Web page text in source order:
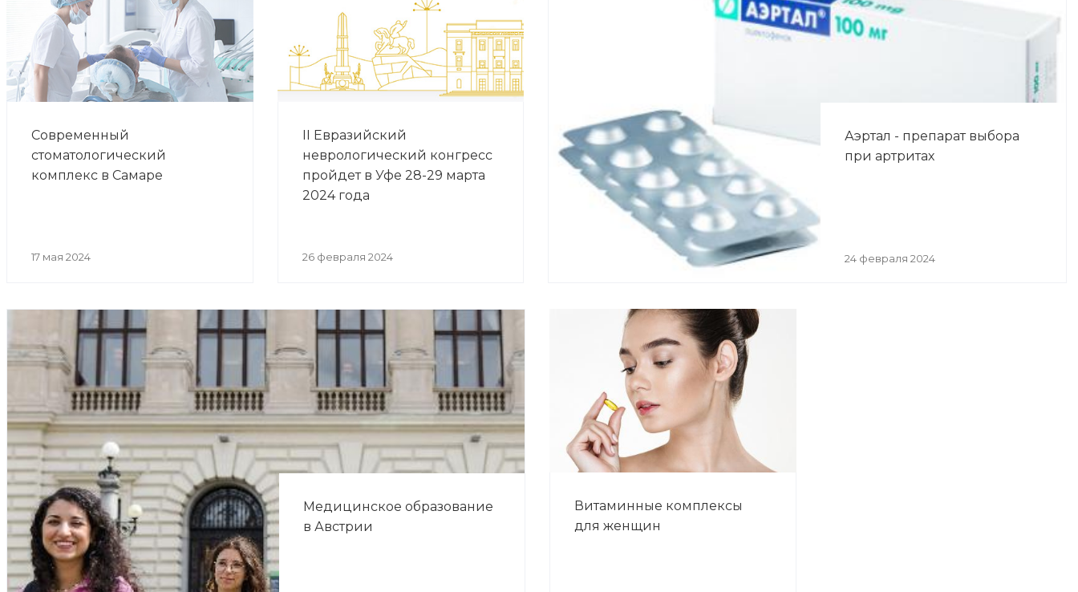
Современный
стоматологический
комплекс в Самаре
17 мая 2024
II Евразийский
неврологический конгресс
пройдет в Уфе 28-29 марта
2024 года
26 февраля 2024
Аэртал - препарат выбора
при артритах
24 февраля 2024
Медицинское образование
в Австрии
Витаминные комплексы
для женщин